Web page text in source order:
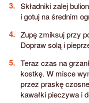
Składniki zalej
i gotuj na średnim
Zupę zmiksuj przy
Dopraw solą i
Teraz czas na
kostkę. W misce
przez praskę
kawałki pieczywa i